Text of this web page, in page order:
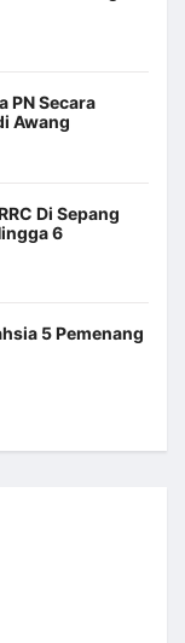
PN Secara
Awang
Di Sepang
6
5 Pemenang